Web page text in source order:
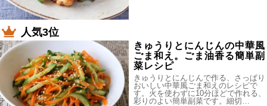
人気3位
きゅうりとにんじんの中華風
ごま和え。ごま油香る簡単副
菜レシピ
きゅうりとにんじんで作る、さっぱり
おいしい中華風ごま和えのレシピで
す。火を使わずに10分ほどで作れる、
彩りのよい簡単副菜です。細切…